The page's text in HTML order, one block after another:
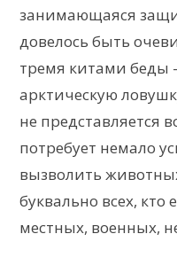
занимающаяся
довелось быть
тремя китами беды
арктическую
не представляется
потребует немало
вызволить
буквально всех, кто
местных, военных,